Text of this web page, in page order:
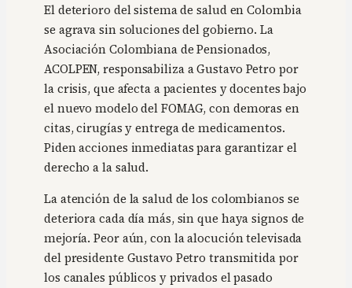
El deterioro del sistema de salud en Colombia
se agrava sin soluciones del gobierno. La
Asociación Colombiana de Pensionados,
ACOLPEN, responsabiliza a Gustavo Petro por
la crisis, que afecta a pacientes y docentes bajo
el nuevo modelo del FOMAG, con demoras en
citas, cirugías y entrega de medicamentos.
Piden acciones inmediatas para garantizar el
derecho a la salud.
La atención de la salud de los colombianos se
deteriora cada día más, sin que haya signos de
mejoría. Peor aún, con la alocución televisada
del presidente Gustavo Petro transmitida por
los canales públicos y privados el pasado